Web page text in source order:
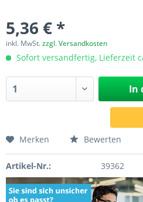
5,36 € *
inkl. MwSt.zzgl. Versandkosten
Sofort versandfertig, Lieferzeit
In
Merken Bewerten
Artikel-Nr.: 39362